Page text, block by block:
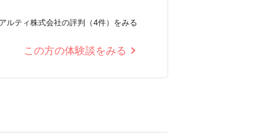
ルティ株式会社の評判（4件）をみる
この方の体験談をみる